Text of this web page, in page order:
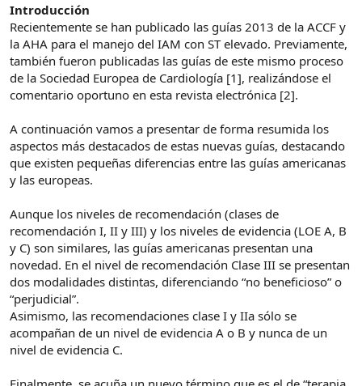
Introducción
Recientemente se han publicado las guías 2013 de la ACCF y
la AHA para el manejo del IAM con ST elevado. Previamente,
también fueron publicadas las guías de este mismo proceso
de la Sociedad Europea de Cardiología [1], realizándose el
comentario oportuno en esta revista electrónica [2].
A continuación vamos a presentar de forma resumida los
aspectos más destacados de estas nuevas guías, destacando
que existen pequeñas diferencias entre las guías americanas
y las europeas.
Aunque los niveles de recomendación (clases de
recomendación I, II y III) y los niveles de evidencia (LOE A, B
y C) son similares, las guías americanas presentan una
novedad. En el nivel de recomendación Clase III se presentan
dos modalidades distintas, diferenciando “no beneficioso” o
“perjudicial”.
Asimismo, las recomendaciones clase I y IIa sólo se
acompañan de un nivel de evidencia A o B y nunca de un
nivel de evidencia C.